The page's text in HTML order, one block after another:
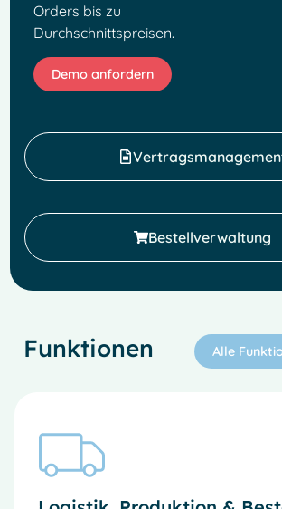
Bestellverwaltung
Orders bis zu
Durchschnittspreisen.
Demo anfordern
Funktionen Alle